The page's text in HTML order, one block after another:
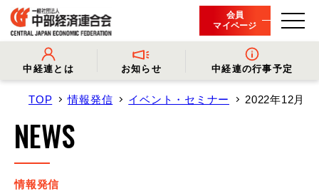
会員
マイページ
中経連とは
- 中経連とは - 会長挨拶
- 役員名簿
- 会員一覧
お知らせ
- 情報発信 - プレスリリース
- 会長コメント
- イベント・セミナー
中経連の行事予定
TOP 情報発信 イベント・セミナー 2022年12月
NEWS
情報発信